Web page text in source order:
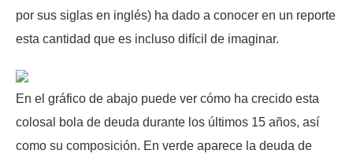
por sus siglas en inglés) ha dado a conocer en un reporte
esta cantidad que es incluso difícil de imaginar.
En el gráfico de abajo puede ver cómo ha crecido esta
colosal bola de deuda durante los últimos 15 años, así
como su composición. En verde aparece la deuda de